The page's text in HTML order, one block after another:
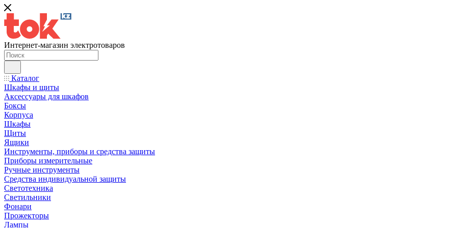
Интернет-магазин электротоваров
Каталог
Шкафы и щиты
Аксессуары для шкафов
Боксы
Корпуса
Шкафы
Щиты
Ящики
Инструменты, приборы и средства защиты
Приборы измерительные
Ручные инструменты
Средства индивидуальной защиты
Светотехника
Светильники
Фонари
Прожекторы
Лампы